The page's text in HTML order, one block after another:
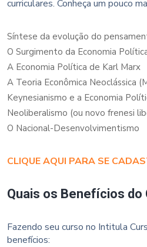
curriculares. Conheça um pouco
Síntese da evolução do
O Surgimento da Economia
A Economia Política de Karl Marx
A Teoria Econômica Neoclássica
Keynesianismo e a Economia
Neoliberalismo (ou novo frenesi
O Nacional-Desenvolvimentismo
CLIQUE AQUI PARA SE
Quais os Benefícios do
Fazendo seu curso no Intitula
benefícios: